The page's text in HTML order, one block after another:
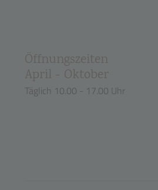
Öffnungszeiten
April - Oktober
Täglich 10.00 - 17.00 Uhr